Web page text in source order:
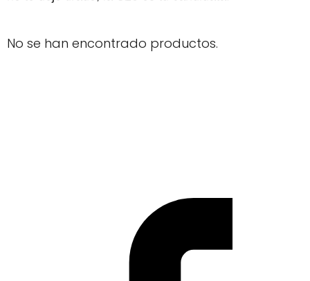
No se han encontrado productos.